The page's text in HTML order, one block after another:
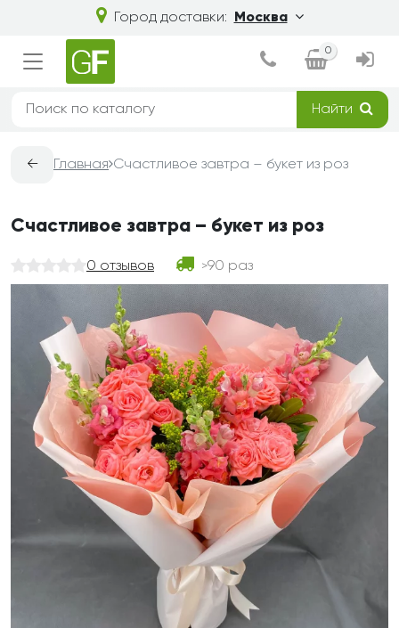
Город доставки: Москва
0
Найти
← Главная Счастливое завтра – букет из роз
Счастливое завтра – букет из роз
0 отзывов >90 раз